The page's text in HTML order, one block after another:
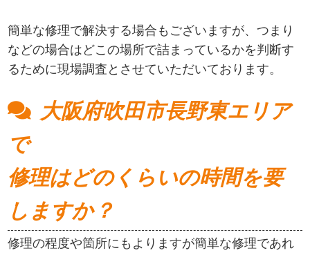
簡単な修理で解決する場合もございますが、つまり
などの場合はどこの場所で詰まっているかを判断す
るために現場調査とさせていただいております。
大阪府吹田市長野東エリア
で
修理はどのくらいの時間を要
しますか？
修理の程度や箇所にもよりますが簡単な修理であれ